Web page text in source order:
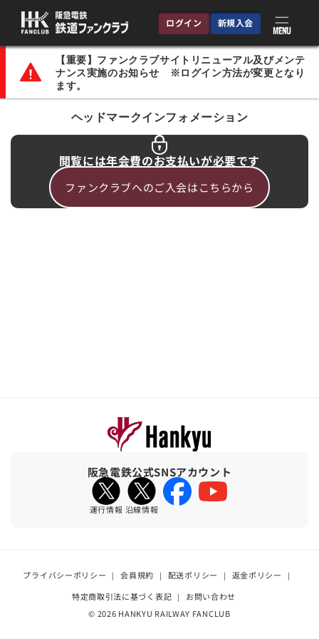
ンツに
進む
ログイン 新規入会
MENU
【重要】ファンクラブサイトリニューアル及びメンテ
ナンス実施のお知らせ ※ログイン方法が変更となり
ます。
ヘッドマークインフォメーション
閲覧には年会費のお支払いが必要です
ファンクラブへのご入会はこちらから
阪急電鉄公式SNSアカウント
運行情報 沿線情報
FacebookYouTube
プライバシーポリシー 会員規約 配送ポリシー
返金ポリシー
特定商取引法に基づく表記
お問い合わせ
© 2026 HANKYU RAILWAY FANCLUB